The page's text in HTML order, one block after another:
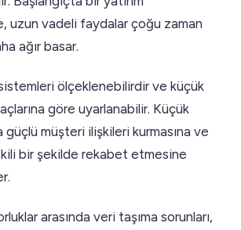
uzun vadeli faydalar çoğu zaman
ağır basar.
ölçeklenebilirdir ve küçük
göre uyarlanabilir. Küçük
müşteri ilişkileri kurmasına ve
bir şekilde rekabet etmesine
arasında veri taşıma sorunları,